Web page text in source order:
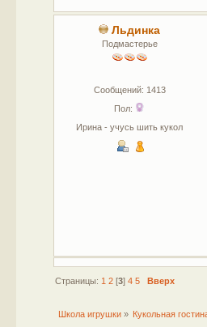
Льдинка
Подмастерье
Сообщений: 1413
Пол:
Ирина - учусь шить кукол
Страницы: 1 2[3] 4 5 Вверх
Школа игрушки» Кукольная